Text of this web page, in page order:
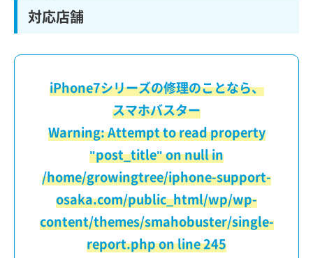
対応店舗
iPhone7シリーズの修理のことなら、
スマホバスター
Warning: Attempt to read property
"post_title" on null in
/home/growingtree/iphone-support-
osaka.com/public_html/wp/wp-
content/themes/smahobuster/single-
report.phpon line245